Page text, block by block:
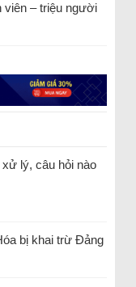
viên – triệu người
lý, câu hỏi nào
bị khai trừ Đảng